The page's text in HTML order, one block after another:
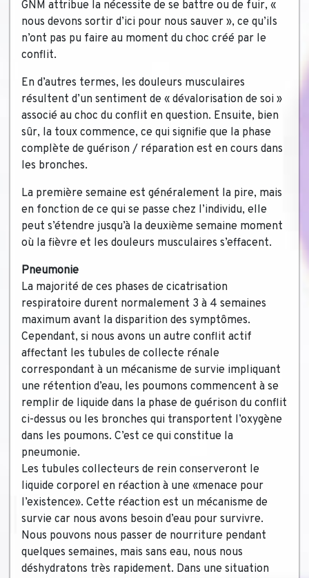
GNM attribue la nécessite de se battre ou de fuir, «
nous devons sortir d’ici pour nous sauver », ce qu’ils
n’ont pas pu faire au moment du choc créé par le
conflit.
En d’autres termes, les douleurs musculaires
résultent d’un sentiment de « dévalorisation de soi »
associé au choc du conflit en question. Ensuite, bien
sûr, la toux commence, ce qui signifie que la phase
complète de guérison / réparation est en cours dans
les bronches.
La première semaine est généralement la pire, mais
en fonction de ce qui se passe chez l’individu, elle
peut s’étendre jusqu’à la deuxième semaine moment
où la fièvre et les douleurs musculaires s’effacent.
Pneumonie
La majorité de ces phases de cicatrisation
respiratoire durent normalement 3 à 4 semaines
maximum avant la disparition des symptômes.
Cependant, si nous avons un autre conflit actif
affectant les tubules de collecte rénale
correspondant à un mécanisme de survie impliquant
une rétention d’eau, les poumons commencent à se
remplir de liquide dans la phase de guérison du conflit
ci-dessus ou les bronches qui transportent l’oxygène
dans les poumons. C’est ce qui constitue la
pneumonie.
Les tubules collecteurs de rein conserveront le
liquide corporel en réaction à une «menace pour
l’existence». Cette réaction est un mécanisme de
survie car nous avons besoin d’eau pour survivre.
Nous pouvons nous passer de nourriture pendant
quelques semaines, mais sans eau, nous nous
déshydratons très rapidement. Dans une situation